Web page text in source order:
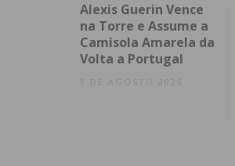
Alexis Guerin Vence
na Torre e Assume a
Camisola Amarela da
Volta a Portugal
9 DE AGOSTO 2026